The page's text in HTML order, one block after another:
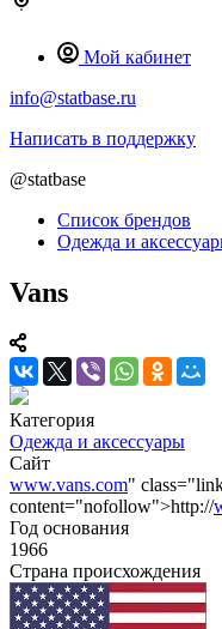
Мой кабинет
info@statbase.ru
Написать в поддержку
@statbase
Список брендов
Одежда и
Vans
Категория
Одежда и аксессуары
Сайт
www.vans.com"
content="nofollow">http://
Год основания
1966
Страна происхождения